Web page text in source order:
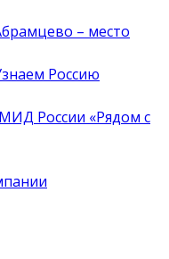
– место
Россию
России «Рядом с